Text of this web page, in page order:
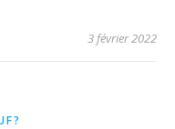
3 février 2022